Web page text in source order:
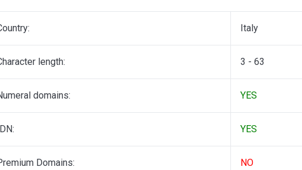
Italy
length: 3 - 63
domains: YES
YES
Domains: NO